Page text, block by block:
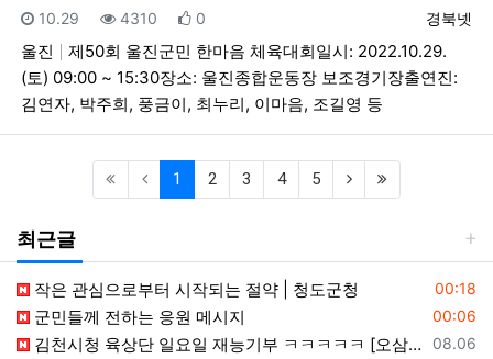
등록자
경북넷
등록일
10.29 조회
4310 추천
0
울진
제50회 울진군민 한마음 체육대회일시: 2022.10.29.
(토) 09:00 ~ 15:30장소: 울진종합운동장 보조경기장출연진:
김연자, 박주희, 풍금이, 최누리, 이마음, 조길영 등
1 (current)
2 3 4 5 (next)
최근글
등록일
00:18
작은 관심으로부터 시작되는 절약 | 청도군청
등록일
00:06
군민들께 전하는 응원 메시지
등록일
08.06
김천시청 육상단 일요일 재능기부 ㅋㅋㅋㅋㅋ [오삼이네 스포츠마켓 채널(2026. 4. 30. 게시)]